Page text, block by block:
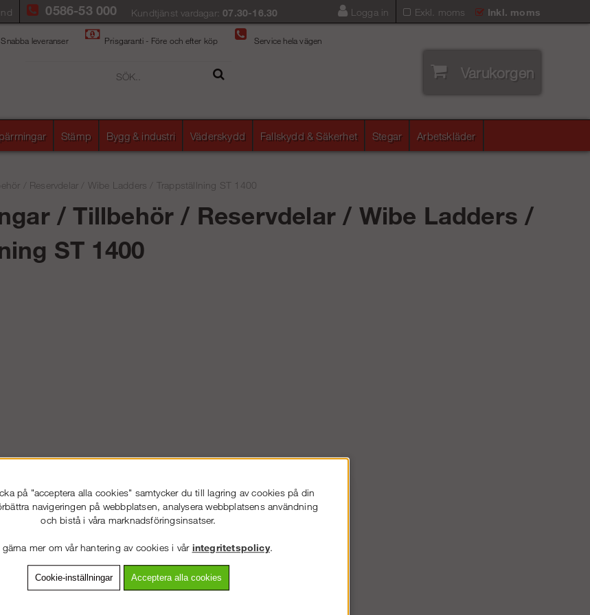
Exkl. moms Inkl. moms
0586-53 000 Kundtjänst vardagar:07.30-16.30 Logga in
leveranser Prisgaranti - Före och efter köp Service hela vägen
Varukorgen
Stämp Bygg & industri Väderskydd Fallskydd & Säkerhet Stegar Arbetskläder
/ Reservdelar Wibe Ladders Trappställning ST 1400
/ Tillbehör / Reservdelar / Wibe Ladders /
ST 1400
på "acceptera alla cookies" samtycker du till lagring av cookies på din
navigeringen på webbplatsen, analysera webbplatsens användning
och bistå i våra marknadsföringsinsatser.
gärna mer om vår hantering av cookies i vår integritetspolicy.
Cookie-inställningar Acceptera alla cookies
TILLSTÄLLNING.SE
VÄNLIGEN VÄLJ PRIVAT ELLER FÖRETAG NEDAN.